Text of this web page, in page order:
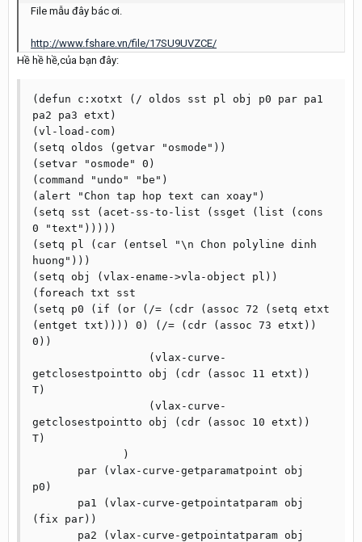
File mẫu đây bác ơi.
http://www.fshare.vn/file/17SU9UVZCE/
Hề hề hề,của bạn đây:
(defun c:xotxt (/ oldos sst pl obj p0 par pa1
pa2 pa3 etxt)
(vl-load-com)
(setq oldos (getvar "osmode"))
(setvar "osmode" 0)
(command "undo" "be")
(alert "Chon tap hop text can xoay")
(setq sst (acet-ss-to-list (ssget (list (cons
0 "text")))))
(setq pl (car (entsel "\n Chon polyline dinh
huong")))
(setq obj (vlax-ename->vla-object pl))
(foreach txt sst
(setq p0 (if (or (/= (cdr (assoc 72 (setq etxt
(entget txt)))) 0) (/= (cdr (assoc 73 etxt))
0))
(vlax-curve-
getclosestpointto obj (cdr (assoc 11 etxt))
T)
(vlax-curve-
getclosestpointto obj (cdr (assoc 10 etxt))
T)
)
par (vlax-curve-getparamatpoint obj
p0)
pa1 (vlax-curve-getpointatparam obj
(fix par))
pa2 (vlax-curve-getpointatparam obj